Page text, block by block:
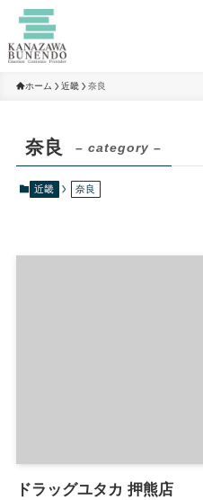
ホーム 近畿 奈良
奈良 – category –
近畿 奈良
ドラッグユタカ 押熊店